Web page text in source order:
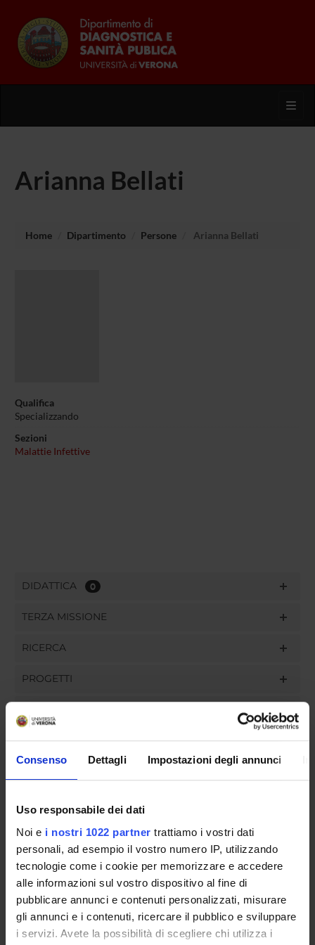
Consenso Dettagli Impostazioni degli annunci
Uso responsabile dei dati
Noi e i nostri 1022 partner trattiamo i vostri dati
personali, ad esempio il vostro numero IP, utilizzando
tecnologie come i cookie per memorizzare e accedere
alle informazioni sul vostro dispositivo al fine di
pubblicare annunci e contenuti personalizzati, misurare
gli annunci e i contenuti, ricercare il pubblico e sviluppare
i servizi. Avete la possibilità di scegliere chi utilizza i
Arianna Bellati
Home Dipartimento Persone Arianna Bellati
Qualifica
Specializzando
Sezioni
Malattie Infettive
DIDATTICA 0
TERZA MISSIONE
RICERCA
PROGETTI
GOVERNANCE
COMMISSIONI
UFFICI E STRUTTURE DI SERVIZIO
SERVIZI DI SEGRETERIA STUDENTI